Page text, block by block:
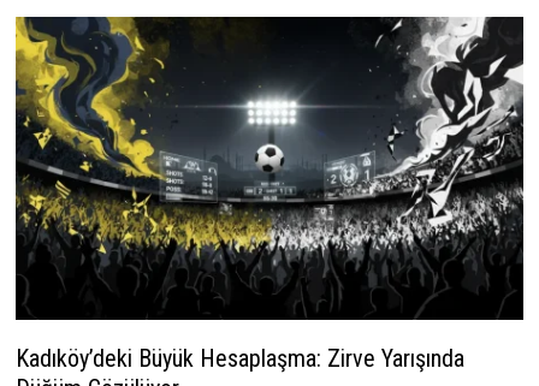
Kadıköy’deki Büyük Hesaplaşma: Zirve Yarışında